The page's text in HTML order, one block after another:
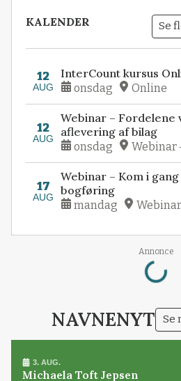
KALENDER Se
12
AUG
InterCount kursus
onsdag Online
12
AUG
Webinar – Fordelene
aflevering af bilag
onsdag Webinar
17
AUG
Webinar – Kom i
bogføring
mandag
Annonce
Loading...
NAVNENYT Se
3. AUG.
Michaela Toft Jepsen